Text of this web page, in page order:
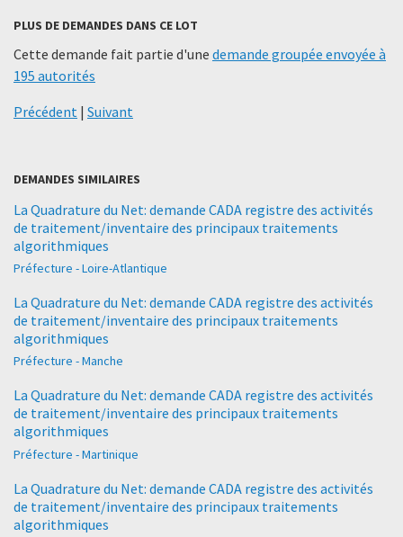
PLUS DE DEMANDES DANS CE LOT
Cette demande fait partie d'une demande groupée envoyée à
195 autorités
Précédent | Suivant
DEMANDES SIMILAIRES
La Quadrature du Net: demande CADA registre des activités
de traitement/inventaire des principaux traitements
algorithmiques
Préfecture - Loire-Atlantique
La Quadrature du Net: demande CADA registre des activités
de traitement/inventaire des principaux traitements
algorithmiques
Préfecture - Manche
La Quadrature du Net: demande CADA registre des activités
de traitement/inventaire des principaux traitements
algorithmiques
Préfecture - Martinique
La Quadrature du Net: demande CADA registre des activités
de traitement/inventaire des principaux traitements
algorithmiques